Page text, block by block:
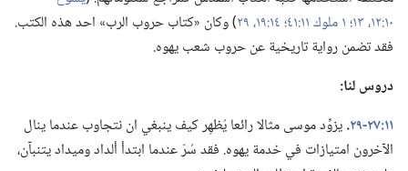
١٠:‏١٢،‏ ١٣؛‏
‏)‏ وكان «كتاب حروب الرب» احد هذه الكتب.‏
فقد تضمن رواية تاريخية عن حروب شعب يهوه.‏
دروس لنا:‏
١١:‏٢٧-‏٢٩
‏.‏يزوِّد موسى مثالا رائعا يُظهِر كيف ينبغي ان نتجاوب عندما ينال
الآخرون امتيازات في خدمة يهوه.‏ فقد سُرّ عندما ابتدأ ألداد وميداد يتنبآن،‏